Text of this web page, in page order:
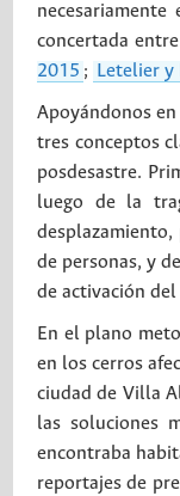
concertada
2015 ; Letelier y
Apoyándonos
tres conceptos
posdesastre.
luego de la
de personas, y
de activación
En el plano
en los cerros
ciudad de Villa
las soluciones
encontraba
reportajes de